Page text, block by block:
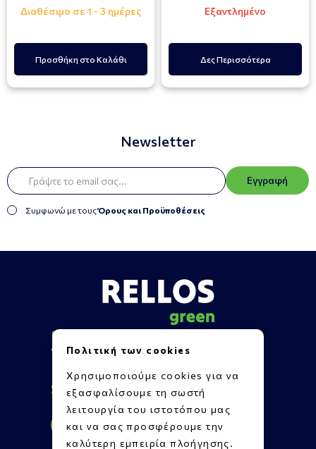
Διαθέσιμο σε 1 - 3 ημέρες
Προσθήκη στο Καλάθι
Εξαντλημένο
Δες Περισσότερα
Newsletter
Εγγραφή
Συμφωνώ με τουςΌρους και Προϋποθέσεις
Πληροφορίες
Υποστήριξη
Επικοινωνία
Social Media
Πολιτική των cookies
Χρησιμοποιούμε cookies για να
εξασφαλίσουμε τη σωστή
λειτουργία του ιστοτόπου μας
και να σας προσφέρουμε την
καλύτερη εμπειρία πλοήγησης.